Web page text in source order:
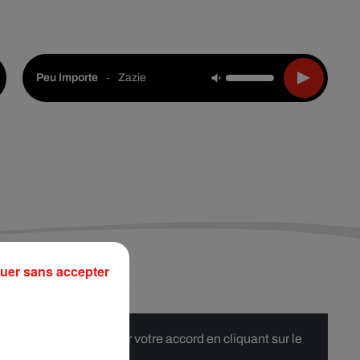
Peu Importe - Zazie
de nous donner votre accord en cliquant sur le
sans accepter